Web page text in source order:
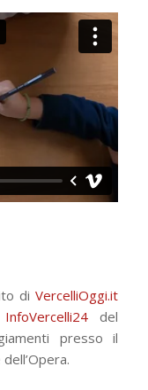
diVercelliOggi.it
InfoVercelli24del
presso il